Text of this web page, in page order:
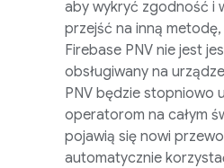
aby wykryć zgodność i
przejść na inną
Firebase PNV nie jest
obsługiwany na
PNV będzie stopniowo
operatorom na całym
pojawią się nowi
automatycznie